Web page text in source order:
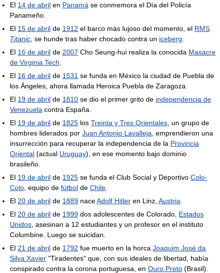
El 14 de abril en Panamá se conmemora el Día del Policía
Panameño.
El 15 de abril de 1912 el barco más lujoso del momento, el RMS
Titanic , se hunde tras haber chocado contra un iceberg
El 16 de abril de 2007 Cho Seung-hui realiza la conocida Masacre
de Virginia Tech
El 16 de abril de 1531 se funda en México la ciudad de Puebla de
los Ángeles, ahora llamada Heroica Puebla de Zaragoza.
El 19 de abril de 1810 se dio el primer grito de independencia de
Venezuela contra España.
El 19 de abril de 1825 los Treinta y Tres Orientales , un grupo de
hombres liderados por Juan Antonio Lavalleja , emprendieron una
insurrección para recuperar la independencia de la Provincia
Oriental (actual Uruguay), en ese momento bajo dominio
brasileño.
El 19 de abril de 1925 se funda el Club Social y Deportivo Colo-
Colo , equipo de fútbol de Chile
El 20 de abril de 1889 naceAdolf Hitler en Linz, Austria
El 20 de abril de 1999 dos adolescentes de Colorado, Estados
Unidos , asesinan a 12 estudiantes y un profesor en el instituto
Columbine. Luego se suicidan.
El 21 de abril de 1792 fue muerto en la horca Joaquim José da
Silva Xavier "Tiradentes" que, con sus ideales de libertad, había
conspirado contra la corona portuguesa, en Ouro Preto (Brasil).